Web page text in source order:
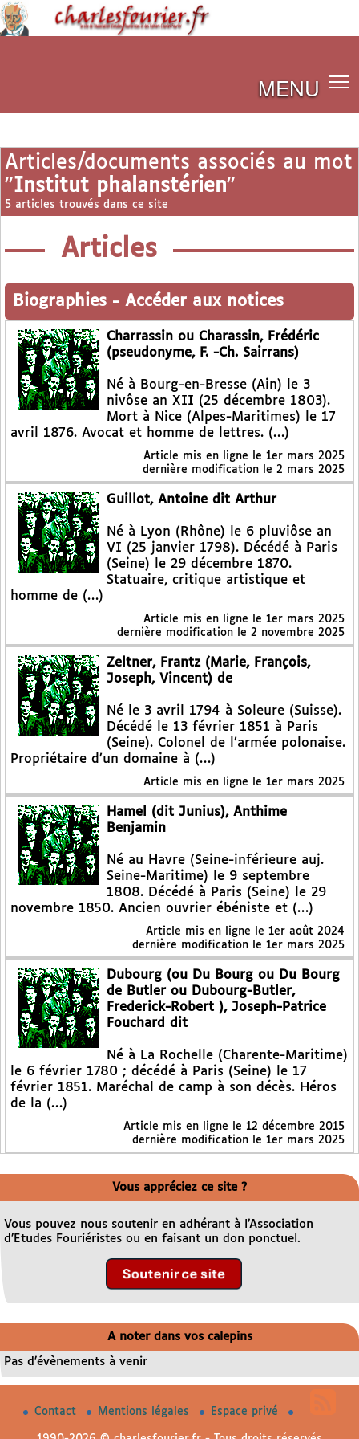
MENU
Articles/documents associés au mot
"Institut phalanstérien"
5 articles trouvés dans ce site
Articles
Biographies - Accéder aux notices
Charrassin ou Charassin, Frédéric
(pseudonyme, F. -Ch. Sairrans)
Né à Bourg-en-Bresse (Ain) le 3
nivôse an XII (25 décembre 1803).
Mort à Nice (Alpes-Maritimes) le 17
avril 1876. Avocat et homme de lettres. (…)
Article mis en ligne le 1er mars 2025
dernière modification le 2 mars 2025
Guillot, Antoine dit Arthur
Né à Lyon (Rhône) le 6 pluviôse an
VI (25 janvier 1798). Décédé à Paris
(Seine) le 29 décembre 1870.
Statuaire, critique artistique et
homme de (…)
Article mis en ligne le 1er mars 2025
dernière modification le 2 novembre 2025
Zeltner, Frantz (Marie, François,
Joseph, Vincent) de
Né le 3 avril 1794 à Soleure (Suisse).
Décédé le 13 février 1851 à Paris
(Seine). Colonel de l’armée polonaise.
Propriétaire d’un domaine à (…)
Article mis en ligne le 1er mars 2025
Hamel (dit Junius), Anthime
Benjamin
Né au Havre (Seine-inférieure auj.
Seine-Maritime) le 9 septembre
1808. Décédé à Paris (Seine) le 29
novembre 1850. Ancien ouvrier ébéniste et (…)
Article mis en ligne le 1er août 2024
dernière modification le 1er mars 2025
Dubourg (ou Du Bourg ou Du Bourg
de Butler ou Dubourg-Butler,
Frederick-Robert ), Joseph-Patrice
Fouchard dit
Né à La Rochelle (Charente-Maritime)
le 6 février 1780 ; décédé à Paris (Seine) le 17
février 1851. Maréchal de camp à son décès. Héros
de la (…)
Article mis en ligne le 12 décembre 2015
dernière modification le 1er mars 2025
Vous appréciez ce site ?
Vous pouvez nous soutenir en adhérant à l’Association
d’Etudes Fouriéristes ou en faisant un don ponctuel.
A noter dans vos calepins
Pas d’évènements à venir
Contact Mentions légales Espace privé